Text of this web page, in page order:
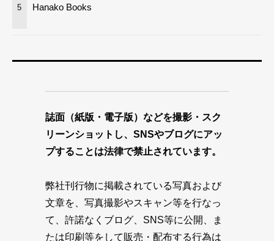
5 Hanako Books
誌面（紙版・電子版）などを撮影・スク
リーンショットし、SNSやブログにアッ
プすることは法律で禁止されています。
弊社刊行物に掲載されている写真および
文章を、写真撮影やスキャン等を行なっ
て、許諾なくブログ、SNS等に公開、ま
たは印刷等をして販売・配布する行為は